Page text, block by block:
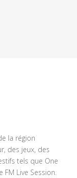
la région
des jeux, des
tels que One
Live Session.